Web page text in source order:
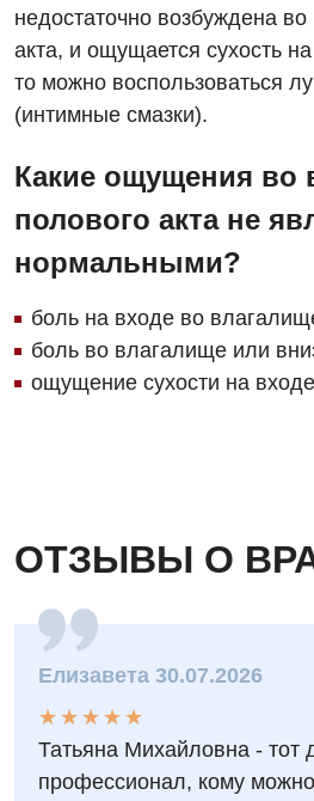
Дневной стационар
Кардиохирургия
Маммология
Медицинская психология
Неврология
Нейрохирургия
Онкологическое отделение
Отделение неотложных
Офтальмологическое отделение
Проктология
Пульмонология
недостаточно возбуждена
акта, и ощущается сухость
то можно воспользоваться
(интимные смазки).
Какие ощущения во
полового акта не
нормальными?
боль на входе во
боль во влагалище или
ощущение сухости на
ОТЗЫВЫ О
Елизавета 30.07.2026
★
★
★
★
★
★ ★ ★ ★ ★
Татьяна Михайловна - тот
профессионал, кому